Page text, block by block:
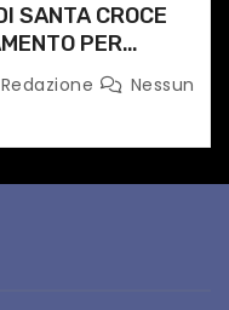
SANTA CROCE
PER
Redazione
Nessun